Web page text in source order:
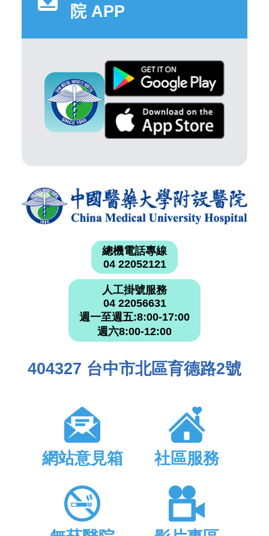
院 APP
總機電話專線
04 22052121
人工掛號服務
04 22056631
週一至週五:8:00-17:00
週六8:00-12:00
404327 台中市北區育德路2號
網站意見箱 社區服務